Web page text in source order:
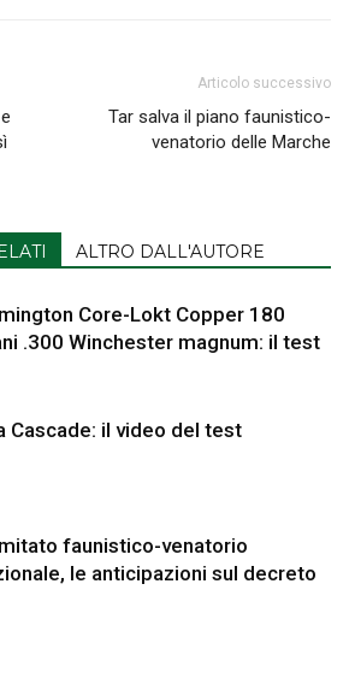
Articolo successivo
Tar salva il piano faunistico-
venatorio delle Marche
ALTRO DALL'AUTORE
Core-Lokt Copper 180
.300 Winchester magnum: il test
Cascade: il video del test
faunistico-venatorio
le anticipazioni sul decreto